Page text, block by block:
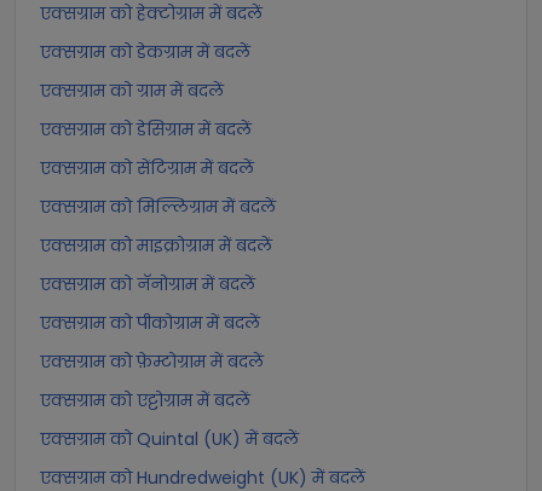
एक्सग्राम को हेक्टोग्राम में बदलें
एक्सग्राम को डेकग्राम में बदलें
एक्सग्राम को ग्राम में बदलें
एक्सग्राम को डेसिग्राम में बदलें
एक्सग्राम को सेंटिग्राम में बदलें
एक्सग्राम को मिल्लिग्राम में बदलें
एक्सग्राम को माइक्रोग्राम में बदलें
एक्सग्राम को नॅनोग्राम में बदलें
एक्सग्राम को पीकोग्राम में बदलें
एक्सग्राम को फ़ेम्टोग्राम में बदलें
एक्सग्राम को एट्टोग्राम में बदलें
एक्सग्राम को Quintal (UK) में बदलें
एक्सग्राम को Hundredweight (UK) में बदलें